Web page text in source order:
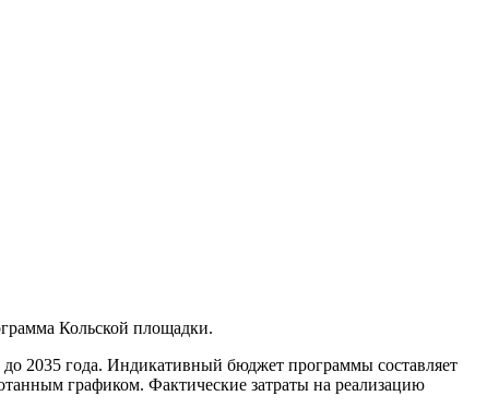
Кольской площадки.
2035 года. Индикативный бюджет программы составляет
графиком. Фактические затраты на реализацию